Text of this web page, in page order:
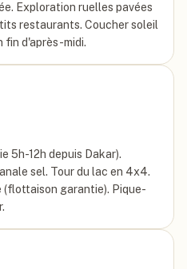
Exploration ruelles pavées
restaurants. Coucher soleil
fin d'après-midi.
5h-12h depuis Dakar).
sel. Tour du lac en 4x4.
(flottaison garantie). Pique-